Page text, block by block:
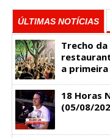
ÚLTIMAS NOTÍCIAS
Trecho
a
18 Horas
(05/08/